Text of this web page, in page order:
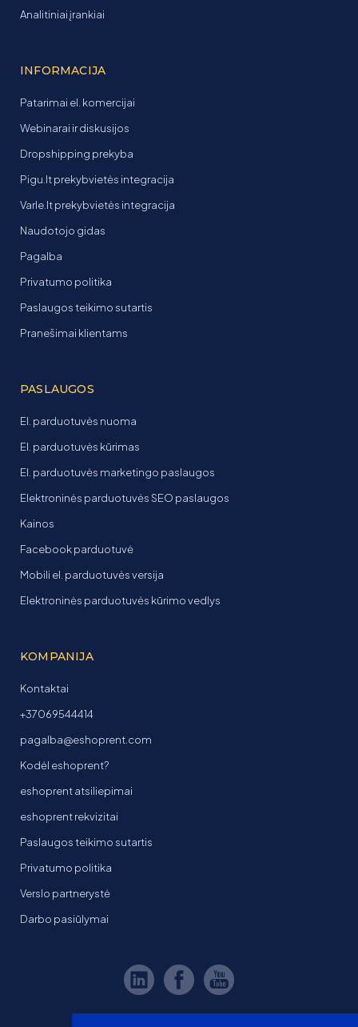
Analitiniai įrankiai
INFORMACIJA
Patarimai el. komercijai
Webinarai ir diskusijos
Dropshipping prekyba
Pigu.lt prekybvietės integracija
Varle.lt prekybvietės integracija
Naudotojo gidas
Pagalba
Privatumo politika
Paslaugos teikimo sutartis
Pranešimai klientams
PASLAUGOS
El. parduotuvės nuoma
El. parduotuvės kūrimas
El. parduotuvės marketingo paslaugos
Elektroninės parduotuvės SEO paslaugos
Kainos
Facebook parduotuvė
Mobili el. parduotuvės versija
Elektroninės parduotuvės kūrimo vedlys
KOMPANIJA
Kontaktai
+37069544414
pagalba@eshoprent.com
Kodėl eshoprent?
eshoprent atsiliepimai
eshoprent rekvizitai
Paslaugos teikimo sutartis
Privatumo politika
Verslo partnerystė
Darbo pasiūlymai